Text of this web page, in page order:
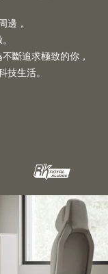
邊，
斷追求極致的你，
技生活。